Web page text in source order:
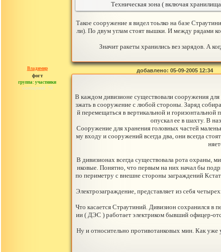
Техническая зона ( включая
Такое сооружение я видел тоьлко на базе
ли). По двум углам стоят вышки. И между рядами
Значит ракеты хранились вез зарядов. А
Владимир
фогт
группа: участники
сообщений: 79
добавлено: 05-09-2005 12:34
В каждом дивизионе существовали сооружения
зжать в сооружение с любой стороны. Заряд
й перемещаться в вертикальной и горизонтальной
опускал ее в шахту. В
Сооружение для хранения головных частей
му входу и сооружений всегда два, они всегда
В дивизионах всегда существовала рота охраны,
нковые. Понятно, что первым на них начал бы
по периметру с внешне стороны заграждений
Электрозаграждение, представляет из себя
Что касается Страутиний. Дивизион сохранился в
ии ( ДЭС ) работает электриком бывший офицер-
Ну и относительно противотанковых мин. Как